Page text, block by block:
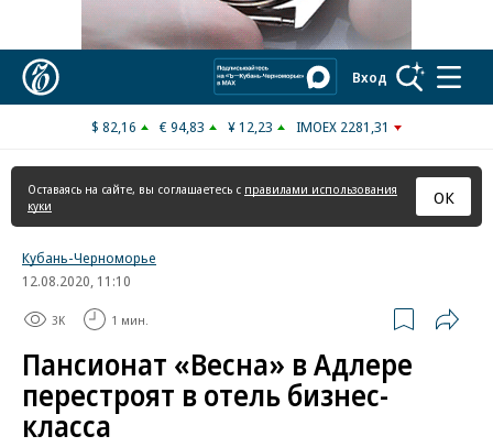
Вход
$ 82,16 € 94,83 ¥ 12,23 IMOEX 2281,31
Оставаясь на сайте, вы соглашаетесь с правилами использования
куки
ОК
Кубань-Черноморье
12.08.2020, 11:10
3K 1 мин.
Пансионат «Весна» в Адлере
перестроят в отель бизнес-
класса